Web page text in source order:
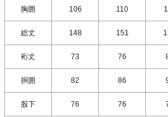
胸囲 106 110
総丈 148 151
裄丈 73 76
胴囲 82 86
股下 76 76